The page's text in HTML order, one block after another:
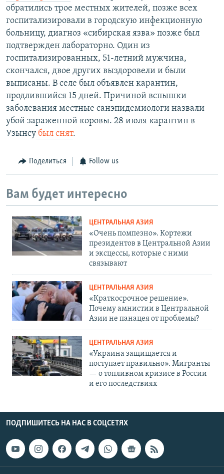
обратились трое местных жителей, позже всех
госпитализировали в городскую инфекционную
больницу, диагноз «сибирская язва» позже был
подтвержден лабораторно. Один из
госпитализированных, 51-летний мужчина,
скончался, двое других выздоровели и были
выписаны. В селе был объявлен карантин,
продлившийся 15 дней. Причиной вспышки
заболевания местные санэпидемиологи назвали
убой зараженной коровы. 28 июля карантин в
Узынсу был снят.
Поделиться Follow us
Вам будет интересно
ЦЕНТРАЛЬНАЯ АЗИЯ
«Очень помпезно». Кортежи
президентов в Центральной Азии
и эксцессы, которые с ними
связывают
ЦЕНТРАЛЬНАЯ АЗИЯ
«Краткосрочное решение».
Почему амнистии в Центральной
Азии не панацея от проблемы?
ЦЕНТРАЛЬНАЯ АЗИЯ
«Украина защищается и
поступает правильно». Мигранты
— о топливном кризисе в России
и его последствиях
ПОДПИШИТЕСЬ НА НАС В СОЦСЕТЯХ